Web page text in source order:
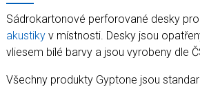
Sádrokartonové perforované desky pro
akustiky v místnosti. Desky jsou
vliesem bílé barvy a jsou vyrobeny dle
Všechny produkty Gyptone jsou